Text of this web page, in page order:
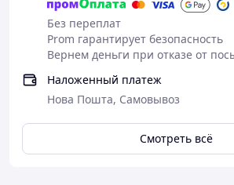
Без переплат
Prom гарантирует безопасность
Вернем деньги при отказе от
Наложенный платеж
Нова Пошта, Самовывоз
Смотреть всё